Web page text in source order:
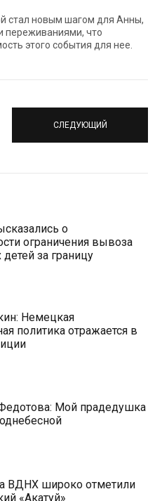
стал новым шагом для Анны,
переживаниями, что
этого события для нее.
СЛЕДУЮЩИЙ
о
ограничения вывоза
за границу
Немецкая
политика отражается в
Мой прадедушка
ВДНХ широко отметили
«Акатуй»